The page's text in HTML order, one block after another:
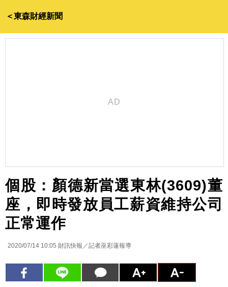
＜東森財經新聞
個股：顏德新當選東林(3609)董
座，即時發放員工薪資維持公司
正常運作
2020/07/14 10:05 財訊快報／記者巫彩蓮報導